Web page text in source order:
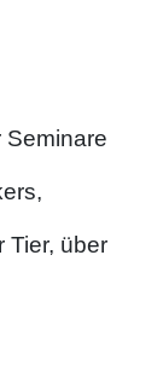
Seminare
Tier, über